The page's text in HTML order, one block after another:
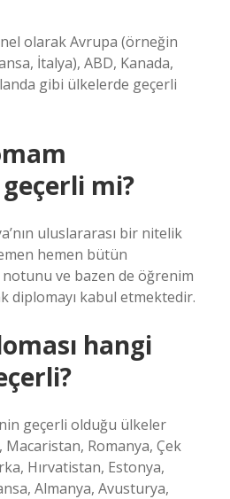
olarak Avrupa (örneğin
İtalya), ABD, Kanada,
gibi ülkelerde geçerli
mi?
uluslararası bir nitelik
hemen bütün
ve bazen de öğrenim
diplomayı kabul etmektedir.
hangi
geçerli olduğu ülkeler
Macaristan, Romanya, Çek
Hırvatistan, Estonya,
Almanya, Avusturya,